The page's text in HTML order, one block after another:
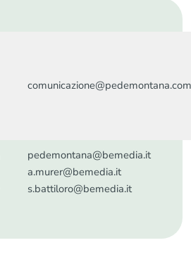
comunicazione@pedemontana.com
pedemontana@bemedia.it
a.murer@bemedia.it
s.battiloro@bemedia.it